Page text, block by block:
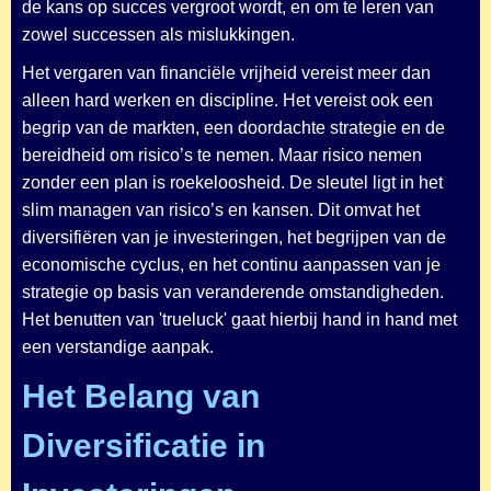
de kans op succes vergroot wordt, en om te leren van
zowel successen als mislukkingen.
Het vergaren van financiële vrijheid vereist meer dan
alleen hard werken en discipline. Het vereist ook een
begrip van de markten, een doordachte strategie en de
bereidheid om risico’s te nemen. Maar risico nemen
zonder een plan is roekeloosheid. De sleutel ligt in het
slim managen van risico’s en kansen. Dit omvat het
diversifiëren van je investeringen, het begrijpen van de
economische cyclus, en het continu aanpassen van je
strategie op basis van veranderende omstandigheden.
Het benutten van 'trueluck' gaat hierbij hand in hand met
een verstandige aanpak.
Het Belang van
Diversificatie in